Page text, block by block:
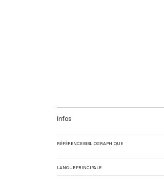
Infos
RÉFÉRENCE BIBLIOGRAPHIQUE
LANGUE PRINCIPALE